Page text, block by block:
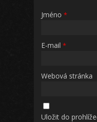
Jméno *
E-mail *
Webová stránka
Uložit do